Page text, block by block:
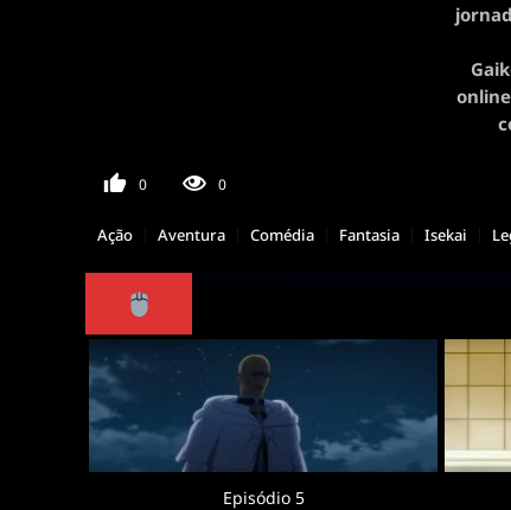
0 0
Ação Aventura Comédia Fantasia Isekai
Episódio 5